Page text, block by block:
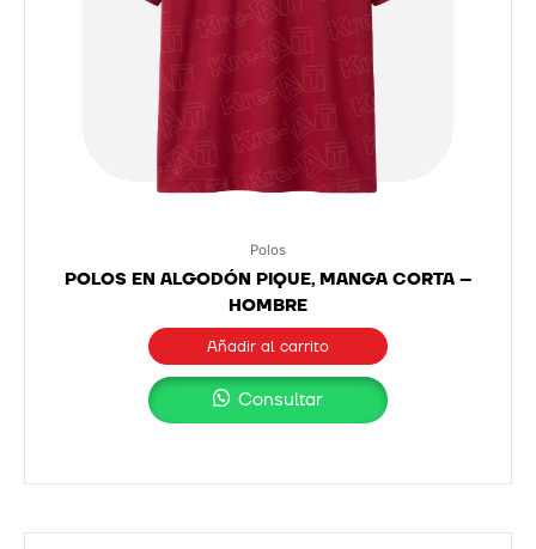
Polos
POLOS EN ALGODÓN PIQUE, MANGA CORTA –
HOMBRE
Añadir al carrito
Consultar